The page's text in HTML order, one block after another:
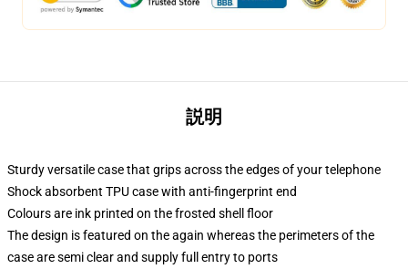
説明
Sturdy versatile case that grips across the edges of your telephone
Shock absorbent TPU case with anti-fingerprint end
Colours are ink printed on the frosted shell floor
The design is featured on the again whereas the perimeters of the
case are semi clear and supply full entry to ports